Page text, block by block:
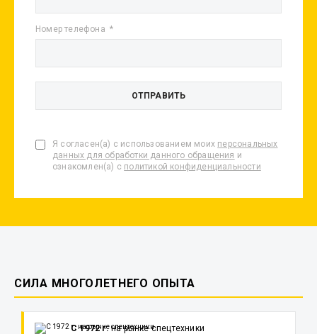
Номер телефона
Я согласен(а) с использованием моих персональных
данных для обработки данного обращения и
ознакомлен(а) с политикой конфиденциальности
СИЛА МНОГОЛЕТНЕГО ОПЫТА
С 1972 г.на рынке спецтехники